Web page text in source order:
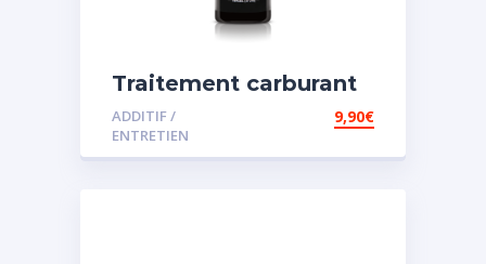
Traitement carburant
spécial diesel
ADDITIF /
ENTRETIEN
9,90€